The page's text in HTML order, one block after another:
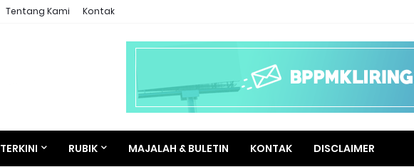
Tentang Kami Kontak
TERKINI RUBIK MAJALAH & BULETIN KONTAK DISCLAIMER